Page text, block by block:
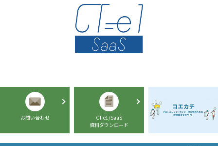
お問い合わせ
CT-e1/SaaS
資料ダウンロード